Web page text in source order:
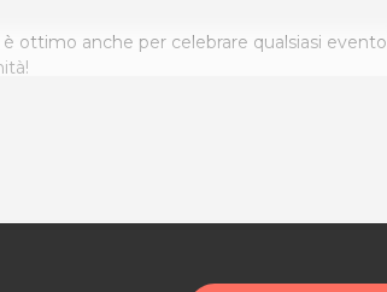
ottimo anche per celebrare qualsiasi evento
15,00